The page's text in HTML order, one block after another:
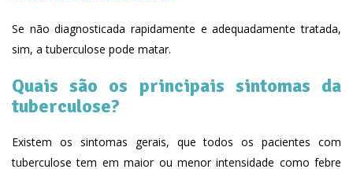
Se não diagnosticada rapidamente e adequadamente tratada,
sim, a tuberculose pode matar.
Quais são os principais sintomas da
tuberculose?
Existem os sintomas gerais, que todos os pacientes com
tuberculose tem em maior ou menor intensidade como febre